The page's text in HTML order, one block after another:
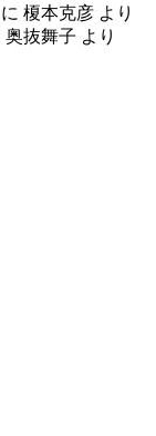
に 榎本克彦 より
奥抜舞子 より